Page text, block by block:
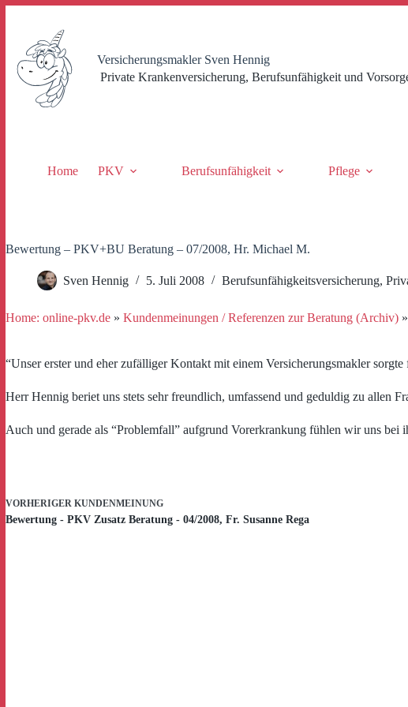
springen
Versicherungsmakler Sven Hennig
Private Krankenversicherung, Berufsunfähigkeit und
Home PKV Berufsunfähigkeit Pflege
Bewertung – PKV+BU Beratung – 07/2008, Hr. Michael M.
Sven Hennig 5. Juli 2008 Berufsunfähigkeitsversicherung,
Home: online-pkv.de » Kundenmeinungen / Referenzen zur Beratung (Archiv) »
“Unser erster und eher zufälliger Kontakt mit einem Versicherungsmakler
Herr Hennig beriet uns stets sehr freundlich, umfassend und geduldig zu allen
Auch und gerade als “Problemfall” aufgrund Vorerkrankung fühlen wir uns bei
VORHERIGER KUNDENMEINUNG
Bewertung - PKV Zusatz Beratung - 04/2008, Fr. Susanne Rega